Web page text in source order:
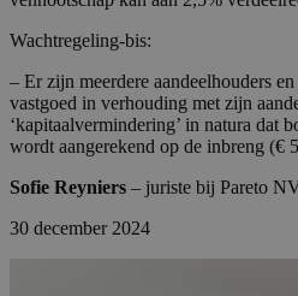
Wachtregeling-bis:
– Er zijn meerdere aandeelhouders
vastgoed in verhouding met zijn
‘kapitaalvermindering’ in natura dat
wordt aangerekend op de inbreng (€
Sofie Reyniers – juriste bij Pareto
30 december 2024